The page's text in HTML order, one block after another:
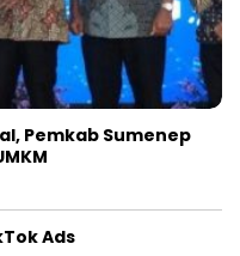
Pemkab Sumenep
Ads